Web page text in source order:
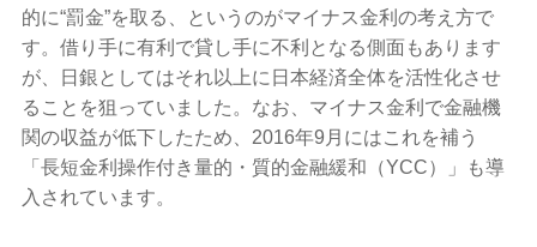
的に“罰金”を取る、というのがマイナス金利の考え方で
す。借り手に有利で貸し手に不利となる側面もあります
が、日銀としてはそれ以上に日本経済全体を活性化させ
ることを狙っていました。なお、マイナス金利で金融機
関の収益が低下したため、2016年9月にはこれを補う
「長短金利操作付き量的・質的金融緩和（YCC）」も導
入されています。